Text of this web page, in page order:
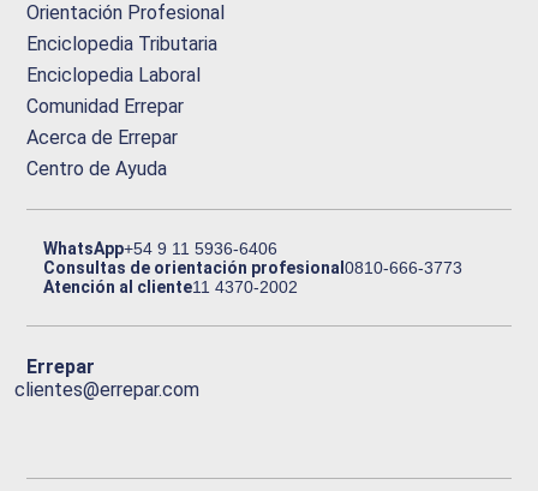
Orientación Profesional
Enciclopedia Tributaria
Enciclopedia Laboral
Comunidad Errepar
Acerca de Errepar
Centro de Ayuda
WhatsApp+54 9 11 5936-6406
Consultas de orientación profesional0810-666-3773
Atención al cliente11 4370-2002
Errepar
clientes@errepar.com